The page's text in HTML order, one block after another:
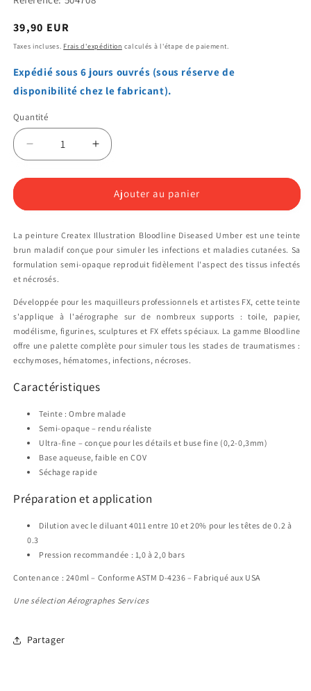
Prix
habituel
39,90 EUR
Taxes incluses. Frais d'expédition calculés à l'étape de paiement.
Expédié sous 6 jours ouvrés (sous réserve de
disponibilité chez le fabricant).
Quantité
Quantité
Réduire
la
quantité
Createx
-
Bloodline
diseased
umber
240
ml
Augmenter
la
quantité
Createx
-
Bloodline
diseased
Ajouter au panier
La peinture Createx Illustration Bloodline Diseased Umber est une teinte
brun maladif conçue pour simuler les infections et maladies cutanées. Sa
formulation semi-opaque reproduit fidèlement l'aspect des tissus infectés
et nécrosés.
Développée pour les maquilleurs professionnels et artistes FX, cette teinte
s'applique à l'aérographe sur de nombreux supports : toile, papier,
modélisme, figurines, sculptures et FX effets spéciaux. La gamme Bloodline
offre une palette complète pour simuler tous les stades de traumatismes :
ecchymoses, hématomes, infections, nécroses.
Caractéristiques
Teinte : Ombre malade
Semi-opaque – rendu réaliste
Ultra-fine – conçue pour les détails et buse fine (0,2-0,3mm)
Base aqueuse, faible en COV
Séchage rapide
Préparation et application
Dilution avec le diluant 4011 entre 10 et 20% pour les têtes de 0.2 à
0.3
Pression recommandée : 1,0 à 2,0 bars
Contenance : 240ml – Conforme ASTM D-4236 – Fabriqué aux USA
Une sélection Aérographes Services
Partager